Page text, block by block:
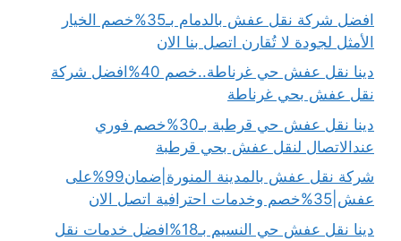
افضل شركة نقل عفش بالدمام بـ35%خصم الخيار
الأمثل لجودة لا تُقارن اتصل بنا الان
دينا نقل عفش حي غرناطة..خصم 40%افضل شركة
نقل عفش بحي غرناطة
دينا نقل عفش حي قرطبة بـ30%خصم فوري
عندالاتصال لنقل عفش بحي قرطبة
شركة نقل عفش بالمدينة المنورة|ضمان99%على
عفش|35%خصم وخدمات احترافية اتصل الان
دينا نقل عفش حي النسيم بـ18%افضل خدمات نقل